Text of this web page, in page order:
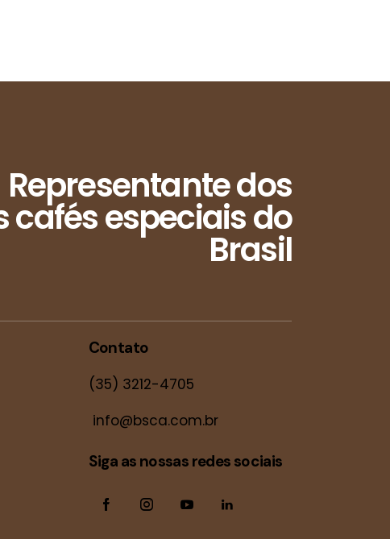
Representante dos
cafés especiais do
Brasil
Contato
(35) 3212-4705
info@bsca.com.br
Siga as nossas redes sociais